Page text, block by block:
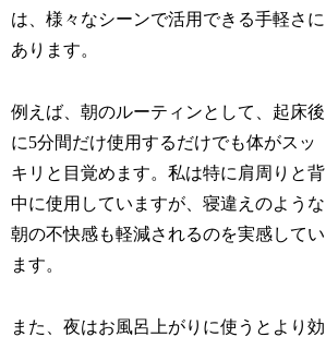
は、様々なシーンで活用できる手軽さに
あります。
例えば、朝のルーティンとして、起床後
に5分間だけ使用するだけでも体がスッ
キリと目覚めます。私は特に肩周りと背
中に使用していますが、寝違えのような
朝の不快感も軽減されるのを実感してい
ます。
また、夜はお風呂上がりに使うとより効